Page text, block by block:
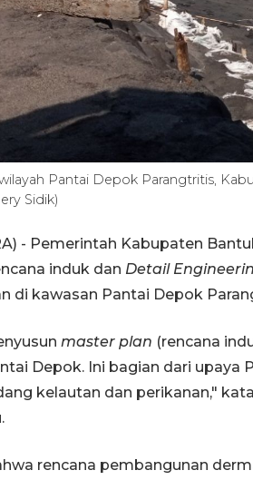
Pantai Depok Parangtritis,
Sidik)
- Pemerintah Kabupaten
induk dan Detail
di kawasan Pantai Depok
master plan (rencana
Depok. Ini bagian dari
kelautan dan perikanan,"
rencana pembangunan